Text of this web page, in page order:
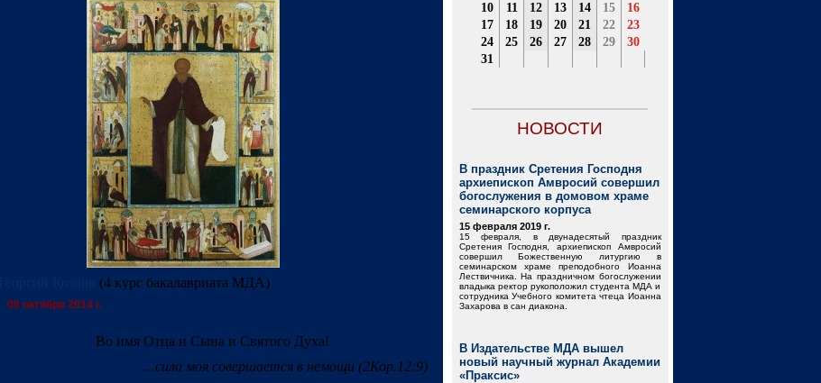
(4 курс бакалавриата МДА)
08 октября 2014 г.
Во имя Отца и Сына и Святого Духа!
...сила моя совершается в немощи (2Кор.12:9)
10
11 12 13 14 15
16
17
18 19 20 21 22
23
24
25 26 27 28 29
30
31
НОВОСТИ
В праздник Сретения Господня
архиепископ Амвросий совершил
богослужения в домовом храме
семинарского корпуса
15 февраля 2019 г.
15 февраля, в двунадесятый праздник
Сретения Господня, архиепископ Амвросий
совершил Божественную литургию в
семинарском храме преподобного Иоанна
Лествичника. На праздничном богослужении
владыка ректор рукоположил студента МДА и
сотрудника Учебного комитета чтеца Иоанна
Захарова в сан диакона.
В Издательстве МДА вышел
новый научный журнал Академии
«Праксис»